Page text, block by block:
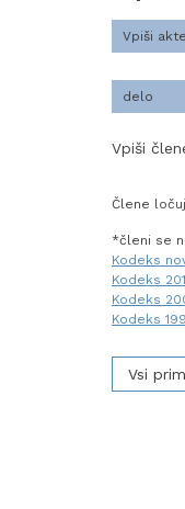
Vpiši
Člene
*členi se
Kodeks
Kodeks
Kodeks
Kodeks
Vsi